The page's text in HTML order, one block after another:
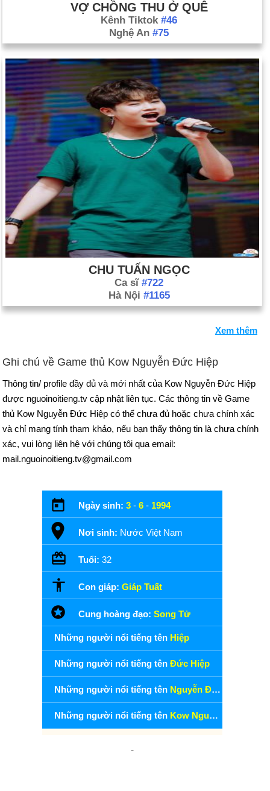
VỢ CHỒNG THU Ở QUÊ
Kênh Tiktok #46
Nghệ An #75
CHU TUẤN NGỌC
Ca sĩ #722
Hà Nội #1165
Xem thêm
Ghi chú về Game thủ Kow Nguyễn Đức Hiệp
Thông tin/ profile đầy đủ và mới nhất của Kow Nguyễn Đức Hiệp
được nguoinoitieng.tv cập nhật liên tục. Các thông tin về Game
thủ Kow Nguyễn Đức Hiệp có thể chưa đủ hoặc chưa chính xác
và chỉ mang tính tham khảo, nếu bạn thấy thông tin là chưa chính
xác, vui lòng liên hệ với chúng tôi qua email:
mail.nguoinoitieng.tv@gmail.com
Ngày sinh: 3 - 6 - 1994
Nơi sinh: Nước Việt Nam
Tuổi: 32
Con giáp: Giáp Tuất
Cung hoàng đạo: Song Tử
Những người nổi tiếng tên Hiệp
Những người nổi tiếng tên Đức Hiệp
Những người nổi tiếng tên Nguyễn Đức Hiệp
Những người nổi tiếng tên Kow Nguyễn Đức Hiệp